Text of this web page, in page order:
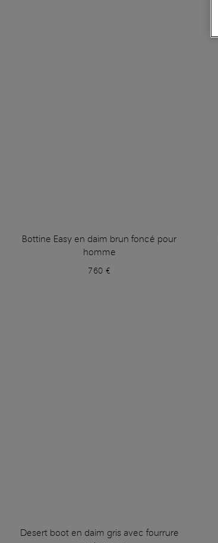
Bottine Easy en daim brun foncé pour
homme
760 €
Desert boot en daim gris avec fourrure